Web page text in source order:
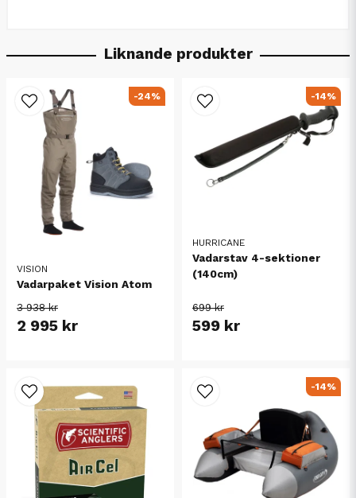
Liknande produkter
VISION
Vadarpaket Vision Atom
3 938 kr
2 995 kr
-24%
HURRICANE
Vadarstav 4-sektioner
(140cm)
699 kr
599 kr
-14%
-14%